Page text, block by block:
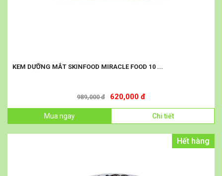
KEM DƯỠNG MẮT SKINFOOD MIRACLE FOOD 10 ...
989,000 đ 620,000 đ
Mua ngay Chi tiết
Hết hàng